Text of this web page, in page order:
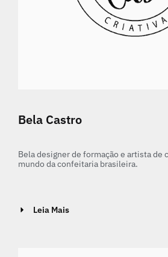
Bela Castro
Bela designer de formação e artista de
mundo da confeitaria brasileira.
Leia Mais